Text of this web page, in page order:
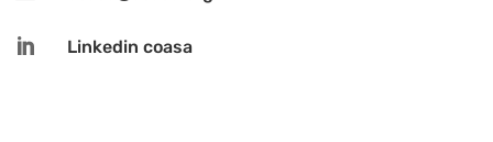
 Linkedin coasa